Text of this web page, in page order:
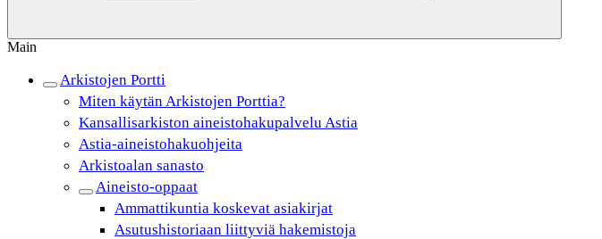
Main
Arkistojen Portti
Miten käytän Arkistojen Porttia?
Kansallisarkiston aineistohakupalvelu Astia
Astia-aineistohakuohjeita
Arkistoalan sanasto
Aineisto-oppaat
Ammattikuntia koskevat asiakirjat
Asutushistoriaan liittyviä hakemistoja